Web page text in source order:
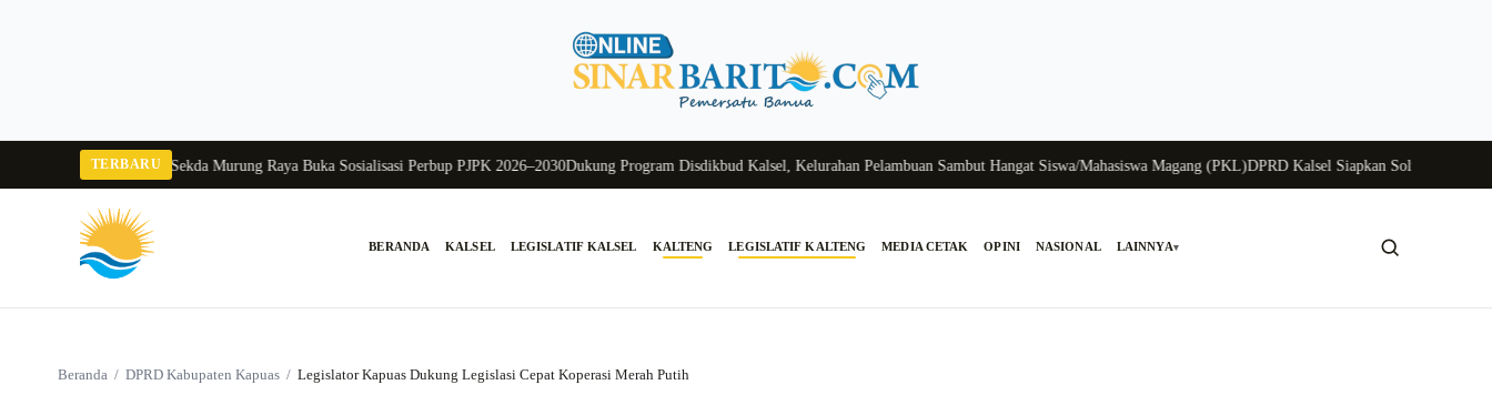
TERBARU
Balang 2026Pj Sekda Murung Raya Buka Sosialisasi Perbup PJPK 2026–2030Dukung Program Disdikbud Kalsel, Kelurahan Pelambuan Sambut Hangat Siswa/Mahasiswa Magang (PKL)DPRD Kalsel Siapkan Solusi Krisis
BERANDA KALSEL LEGISLATIF KALSEL KALTENG LEGISLATIF KALTENG MEDIA CETAK OPINI NASIONAL LAINNYA▾
Beranda / DPRD Kabupaten Kapuas / Legislator Kapuas Dukung Legislasi Cepat Koperasi Merah Putih